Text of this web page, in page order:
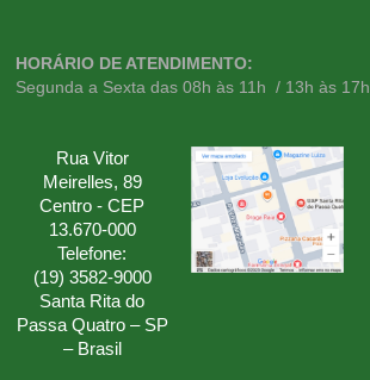
HORÁRIO DE ATENDIMENTO:
Segunda a Sexta das 08h às 11h / 13h às 17h
Rua Vitor
Meirelles, 89
Centro - CEP
13.670-000
Telefone:
(19) 3582-9000
Santa Rita do
Passa Quatro – SP
– Brasil